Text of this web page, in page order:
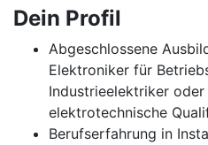
Dein Profil
Abgeschlossene
Elektroniker für
Industrieelektriker
elektrotechnische
Berufserfahrung in